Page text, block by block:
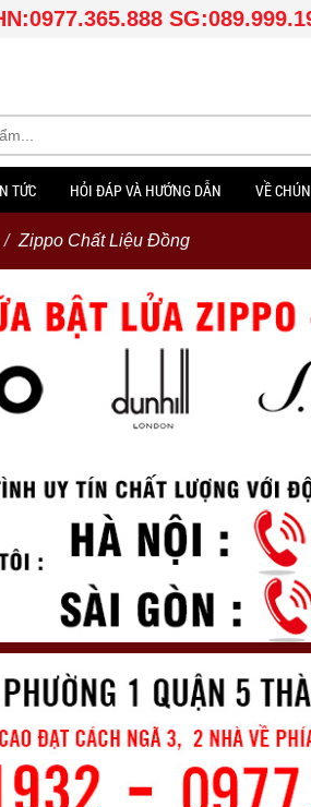
TỨC HỎI ĐÁP VÀ HƯỚNG DẪN VỀ
Zippo Chất Liệu Đồng